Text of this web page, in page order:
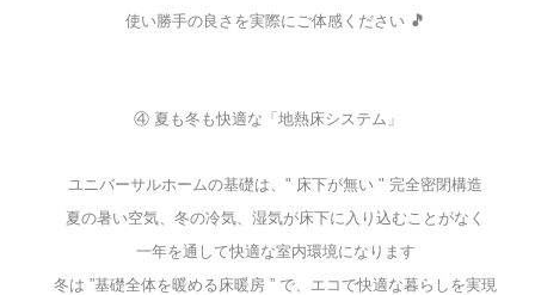
使い勝手の良さを実際にご体感ください 🎵
④ 夏も冬も快適な「地熱床システム」
ユニバーサルホームの基礎は、" 床下が無い " 完全密閉構造
夏の暑い空気、冬の冷気、湿気が床下に入り込むことがなく
一年を通して快適な室内環境になります
冬は ”基礎全体を暖める床暖房 ” で、エコで快適な暮らしを実現